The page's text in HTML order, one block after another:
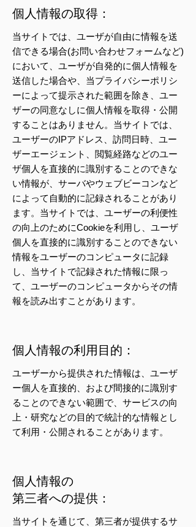
個人情報の取得：
当サイトでは、ユーザが自由に情報を送
信できる場合(お問い合わせフォームなど)
において、ユーザが自発的に個人情報を
送信した場合や、当プライバシーポリシ
ーによって提示された範囲を除き、ユー
ザーの同意なしに個人情報を取得・公開
することはありません。当サイトでは、
ユーザーのIPアドレス、訪問日時、ユー
ザーエージェント、閲覧経路などのユー
ザ個人を直接的に識別することのできな
い情報が、サーバやウェブビーコンなど
によって自動的に記録されることがあり
ます。当サイトでは、ユーザーの利便性
の向上のためにCookieを利用し、ユーザ
個人を直接的に識別することのできない
情報をユーザーのコンピュータに記録
し、当サイトで記録された情報に限っ
て、ユーザーのコンピュータからその情
報を読み出すことがあります。
個人情報の利用目的：
ユーザーから提供された情報は、ユーザ
ー個人を直接的、および間接的に識別す
ることのできない範囲で、サービスの向
上・研究などの目的で統計的な情報とし
て利用・公開されることがあります。
個人情報の
第三者への提供：
当サイトを通じて、第三者が提供するサ